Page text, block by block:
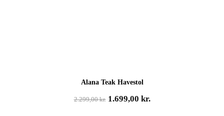
Alana Teak Havestol
2.299,00kr. Den
1.699,00 kr.Den